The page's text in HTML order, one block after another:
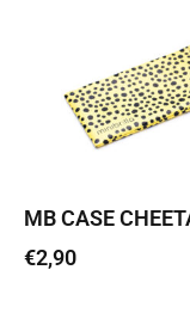
MB CASE
€2,90